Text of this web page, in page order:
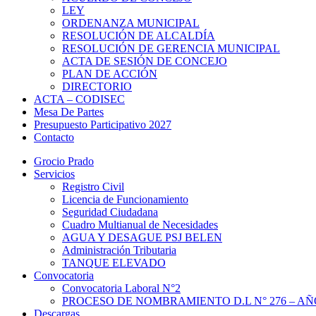
LEY
ORDENANZA MUNICIPAL
RESOLUCIÓN DE ALCALDÍA
RESOLUCIÓN DE GERENCIA MUNICIPAL
ACTA DE SESIÓN DE CONCEJO
PLAN DE ACCIÓN
DIRECTORIO
ACTA – CODISEC
Mesa De Partes
Presupuesto Participativo 2027
Contacto
Grocio Prado
Servicios
Registro Civil
Licencia de Funcionamiento
Seguridad Ciudadana
Cuadro Multianual de Necesidades
AGUA Y DESAGUE PSJ BELEN
Administración Tributaria
TANQUE ELEVADO
Convocatoria
Convocatoria Laboral N°2
PROCESO DE NOMBRAMIENTO D.L N° 276 –
Descargas